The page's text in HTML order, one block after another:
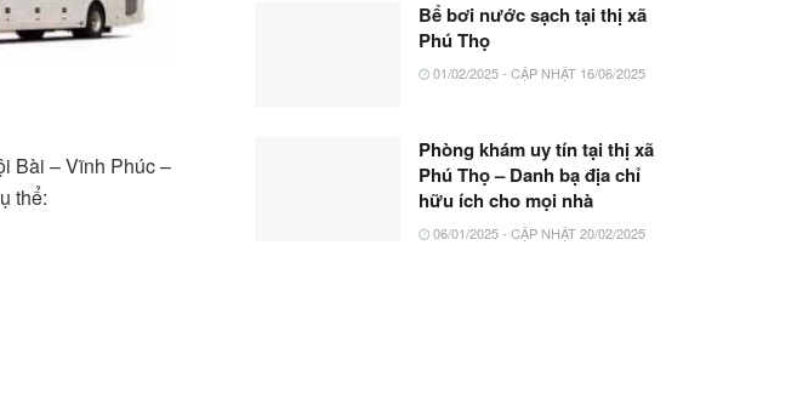
Bài – Vĩnh Phúc –
thể:
Bể bơi nước sạch tại thị xã
Phú Thọ
01/02/2025 - CẬP NHẬT 16/06/2025
Phòng khám uy tín tại thị xã
Phú Thọ – Danh bạ địa chỉ
hữu ích cho mọi nhà
06/01/2025 - CẬP NHẬT 20/02/2025